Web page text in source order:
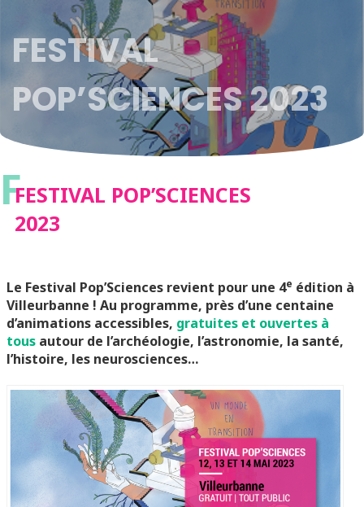
FESTIVAL
POP’SCIENCES 2023
FFESTIVAL POP’SCIENCES
2023
Le Festival Pop’Sciences revient pour une 4e édition à
Villeurbanne ! Au programme, près d’une centaine
d’animations accessibles, gratuites et ouvertes à
tous autour de l’archéologie, l’astronomie, la santé,
l’histoire, les neurosciences…